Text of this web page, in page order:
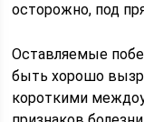
осторожно, под
Оставляемые
быть хорошо
короткими